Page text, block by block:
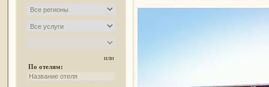
или
По отелям: